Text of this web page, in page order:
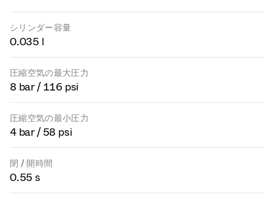
シリンダー容量
0.035 l
圧縮空気の最大圧力
8 bar / 116 psi
圧縮空気の最小圧力
4 bar / 58 psi
閉 / 開時間
0.55 s